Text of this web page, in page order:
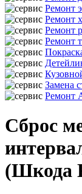
Ремонт
Ремонт
Ремонт
Ремонт
Замена
Ремонт
Сброс
(Шкода